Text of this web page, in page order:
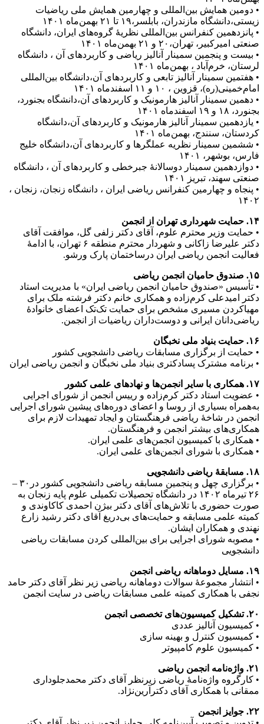
• دومین همایش بین‌المللی و چهارمین همایش ملی ریاضیات
زیستی،دانشگاه مازندران، بابلسر،۱۹ تا ۲۱ بهمن‌ماه ۱۴۰۱
• پانزدهمین کنفرانس بین‌المللی نظریۀ گروه‌های ایران، دانشگاه
صنعتی امیرکبیر، تهران،۲۰ و ۲۱ بهمن‌ماه ۱۴۰۱
• بیست و پنجمین سمینار آنالیز ریاضی و کاربردهای آن ، دانشگاه
لرستان، خرم‌آباد ، بهمن‌ماه ۱۴۰۱
• هفتمین سمینار آنالیز تابعی و کاربردهای آن،دانشگاه بین‌المللی
امام‌خمینی(ره)، قزوین ، ۱۰ و ۱۱ اسفندماه ۱۴۰۱
• دهمین سمینار آنالیز هارمونیک و کاربردهای آن،دانشگاه بجنورد،
بجنورد، ۱۸ و ۱۹ اسفندماه ۱۴۰۱
• یازدهمین سمینار آنالیز هارمونیک و کاربردهای آن،دانشگاه
کردستان، سنندج، بهمن‌ماه ۱۴۰۱
• ششمین سمینار نظریه عملگرها و کاربردهای آن،دانشگاه خلیج
فارس، بوشهر، ۱۴۰۱
• دوازدهمین سمینار دوسالانۀ جبرخطی و کاربردهای آن ، دانشگاه
صنعتی سهند، تبریز ۱۴۰۱
• پنجاه و چهارمین کنفرانس ریاضی ایران ، دانشگاه زنجان، زنجان ،
۱۴۰۲
۱۴. حمایت شهرداری تهران از انجمن
• حمایت وزیر محترم علوم، آقای دکتر زلفی گل، موافقت آقای
دکتر علیرضا زاکانی و شهردار محترم منطقه ۶ تهران، با ادامۀ
فعالیت انجمن ریاضی ایران درساختمان پارک ورشو.
۱۵. صندوق حامیان انجمن ریاضی
• تأسیس «صندوق حامیان انجمن ریاضی ایران» با مدیریت استاد
دکتر امیدعلی کرم‌زاده و همکاری خانم دکتر فرشته ملک برای
مهیا‌کردن مسیری مشخص برای حمایت تک‌تک اعضای خانوادۀ
ریاضی‌دانان ایرانی و دوست‌داران ریاضیات از انجمن‌.
۱۶. حمایت بنیاد ملی نخبگان
• حمایت از برگزاری مسابقات ریاضی دانشجویی کشور
• برنامه مشترک پسادکتری بنیاد ملی نخبگان و انجمن ریاضی ایران
۱۷. همکاری با سایر انجمن‌ها و نهادهای علمی کشور
• عضویت استاد دکتر کرم‌زاده و رییس انجمن از شورای اجرایی
به‌همراه بسیاری از روسا و اعضای دوره‌های پیشین شورای اجرایی
انجمن در شاخۀ ریاضی فرهنگستان و ایجاد تمهیدات لازم برای
همکاری‌های بیشتر انجمن و فرهنگستان.
• همکاری با کمیسیون انجمن‌های علمی ایران.
• همکاری با شورای انجمن‌های علمی ایران.
۱۸. مسابقۀ ریاضی دانشجویی
• برگزاری چهل و پنجمین مسابقه ریاضی دانشجویی کشور در۳۰ –
۲۶ تیرماه ۱۴۰۲ در دانشگاه تحصیلات تکمیلی علوم پایه زنجان به
صورت حضوری با تلاش‌های آقای دکتر بیژن احمدی کاکاوندی و
کمیته علمی مسابقه و حمایت‌های بی‌دریغ آقای دکتر رشید زارع
نهندی و همکاران ایشان.
• مصوبه شورای اجرایی برای بین‌المللی کردن مسابقات ریاضی
دانشجویی
۱۹. مسایل دوماهانه ریاضی انجمن
• انتشار مجموعۀ سوالات دوماهانه ریاضی زیر نظر آقای دکتر حامد
نجفی با همکاری کمیته علمی مسابقات ریاضی در سایت انجمن
۲۰. تشکیل کمیسیون‌های تخصصی انجمن‌
• کمیسیون آنالیز عددی
• کمیسیون کنترل و بهینه سازی
• کمیسیون علوم کامپیوتر
۲۱. واژه‌نامه انجمن ریاضی
• کارگروه واژه‌نامۀ ریاضی زیرنظر آقای دکتر محمدجلوداری
ممقانی با همکاری آقای دکترآرین‌نژاد.
۲۲. جوایز انجمن